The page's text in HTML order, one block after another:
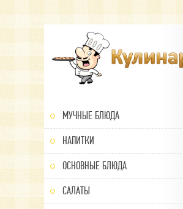
МУЧНЫЕ БЛЮДА
НАПИТКИ
ОСНОВНЫЕ БЛЮДА
САЛАТЫ